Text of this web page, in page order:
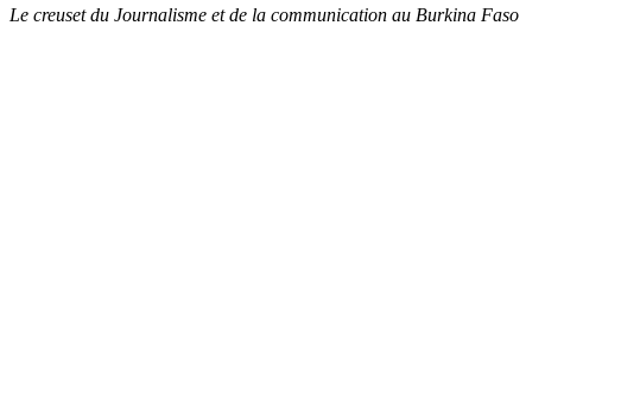
Le creuset du Journalisme et de la communication au Burkina Faso